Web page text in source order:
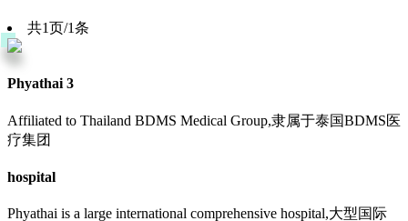
共1页/1条
Phyathai 3
Affiliated to Thailand BDMS Medical Group,隶属于泰国BDMS医
疗集团
hospital
Phyathai is a large international comprehensive hospital,大型国际